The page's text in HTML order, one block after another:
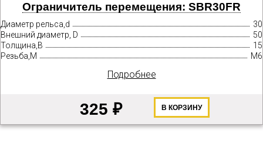
Ограничитель перемещения: SBR30FR
Диаметр рельса,d
30
Внешний диаметр, D
50
Толщина,B
15
Резьба,М
М6
Подробнее
325 ₽ В КОРЗИНУ